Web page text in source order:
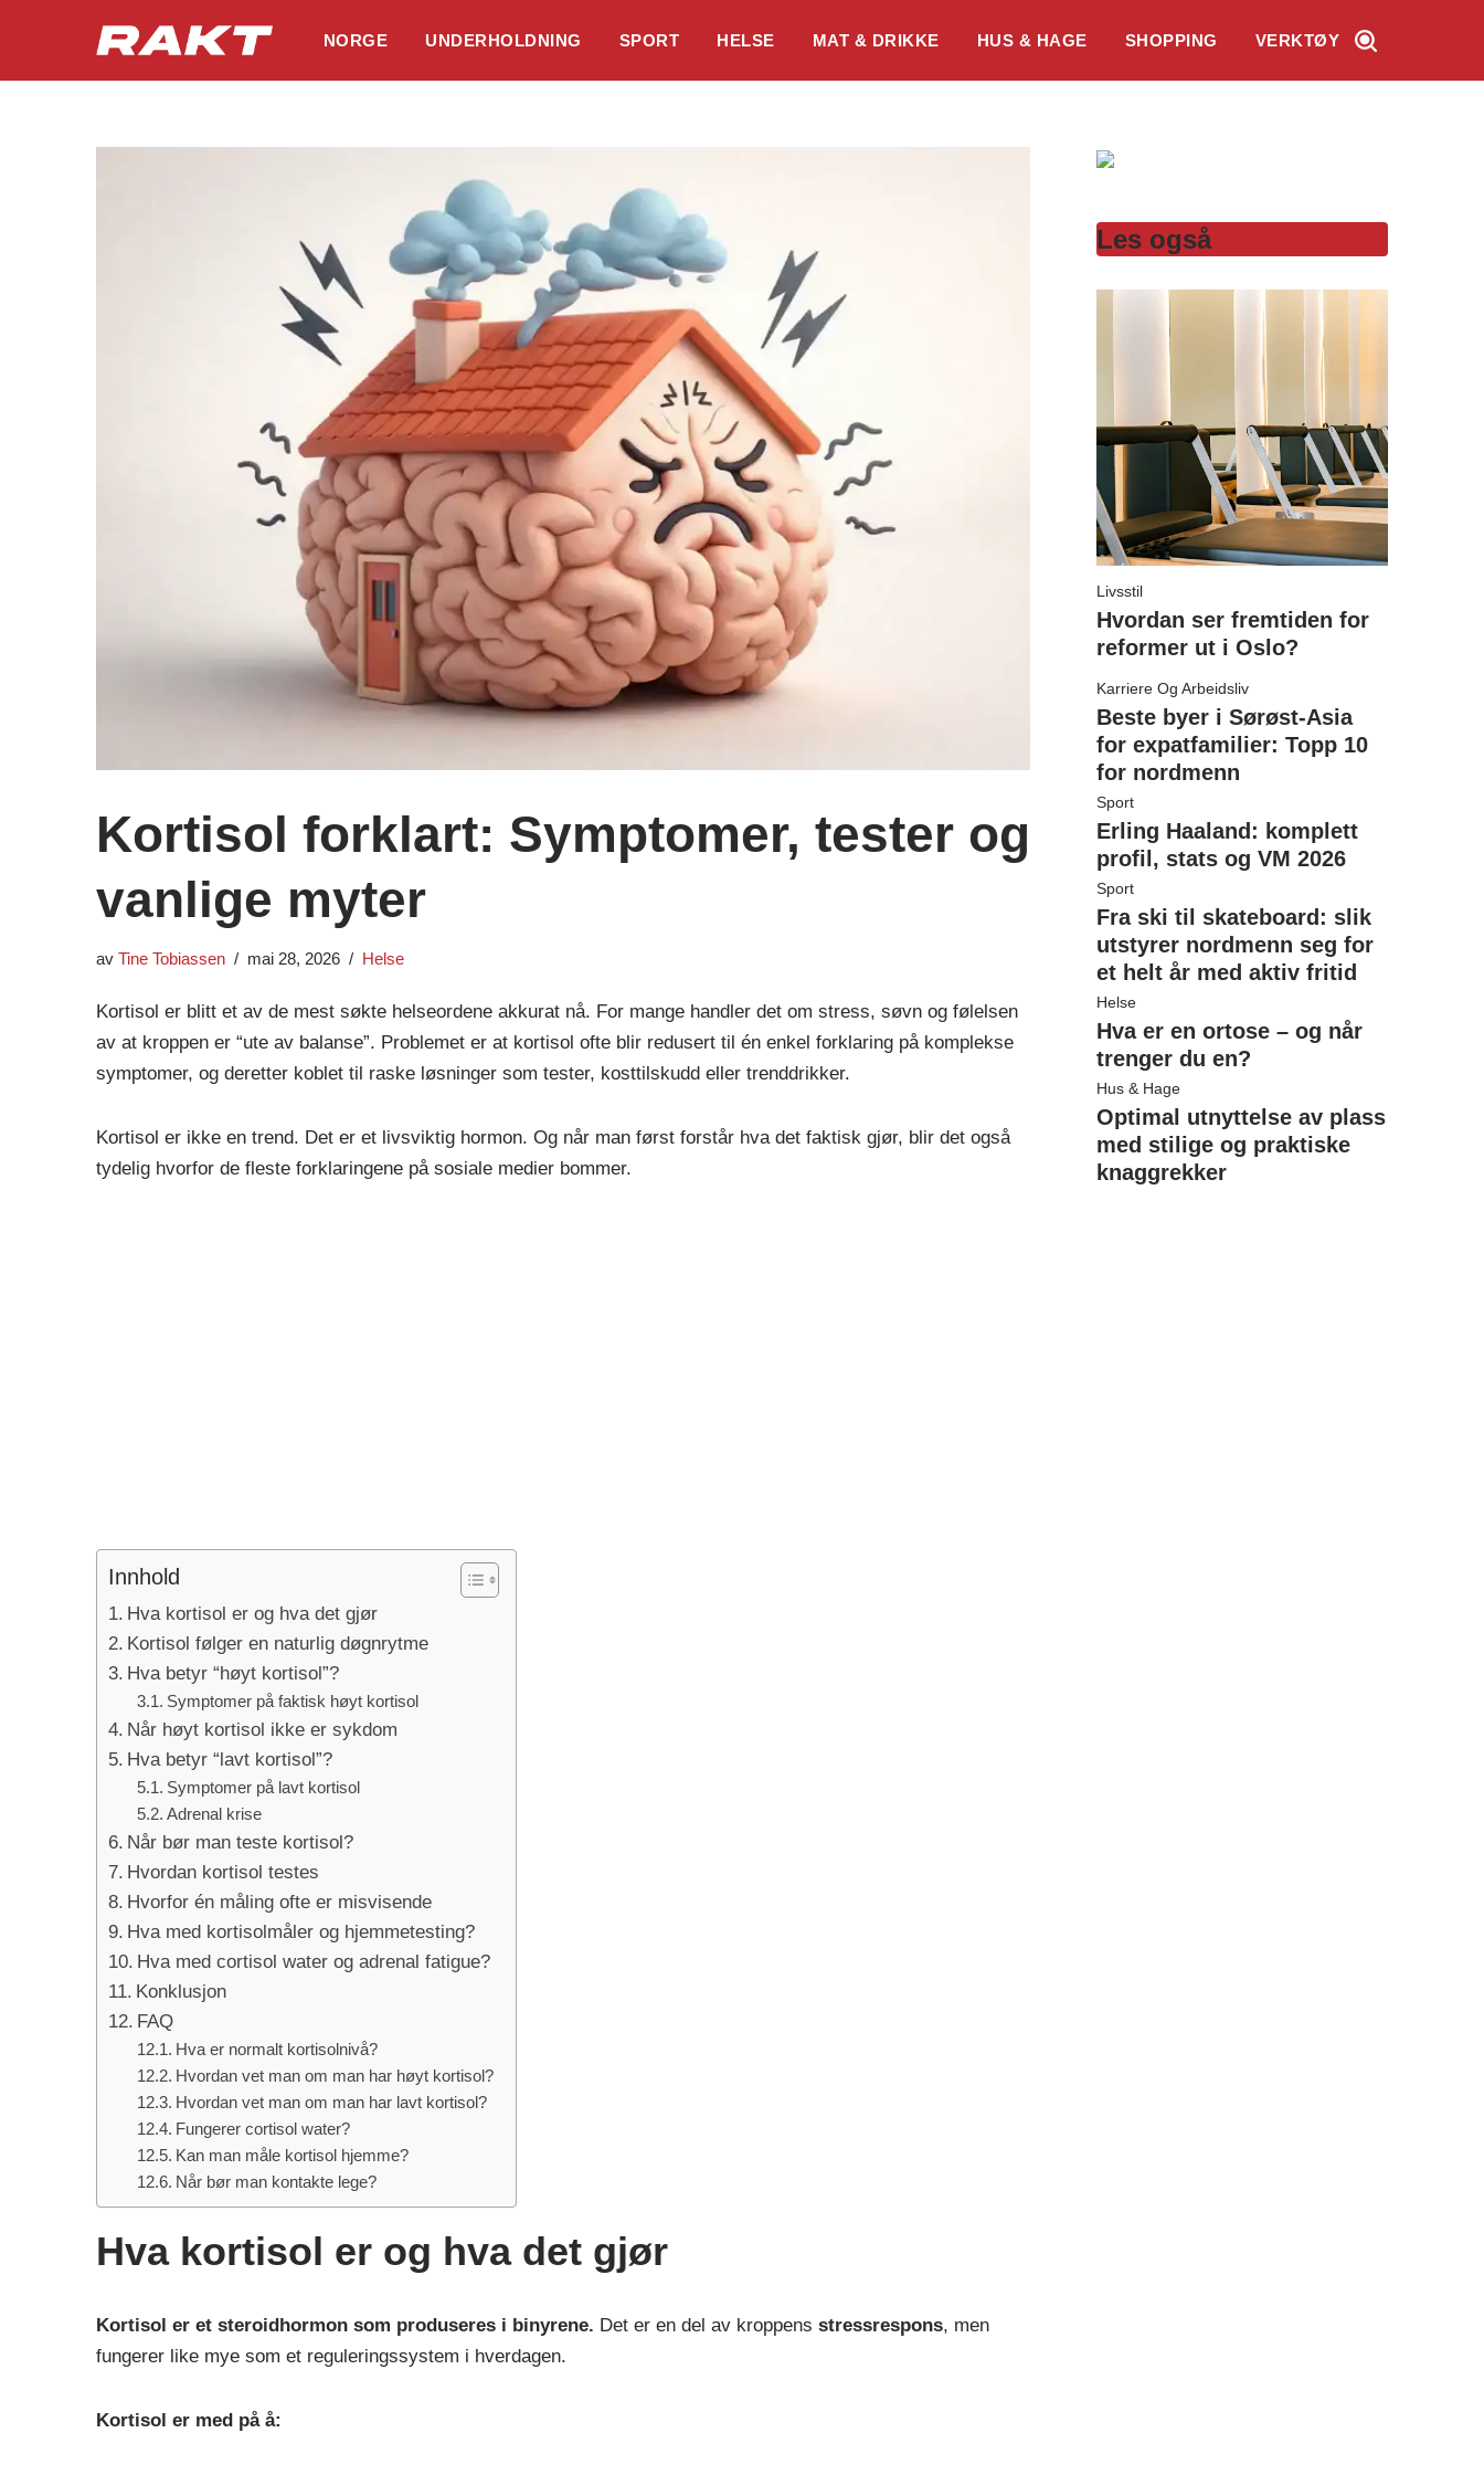
NORGE UNDERHOLDNING SPORT HELSE MAT & DRIKKE HUS & HAGE SHOPPING VERKTØY
Kortisol forklart: Symptomer, tester og
vanlige myter
av Tine Tobiassen mai 28, 2026 Helse
Kortisol er blitt et av de mest søkte helseordene akkurat nå. For mange handler det om stress, søvn og følelsen
av at kroppen er “ute av balanse”. Problemet er at kortisol ofte blir redusert til én enkel forklaring på komplekse
symptomer, og deretter koblet til raske løsninger som tester, kosttilskudd eller trenddrikker.
Kortisol er ikke en trend. Det er et livsviktig hormon. Og når man først forstår hva det faktisk gjør, blir det også
tydelig hvorfor de fleste forklaringene på sosiale medier bommer.
Innhold
Hva kortisol er og hva det gjør
Kortisol følger en naturlig døgnrytme
Hva betyr “høyt kortisol”?
Symptomer på faktisk høyt kortisol
Når høyt kortisol ikke er sykdom
Hva betyr “lavt kortisol”?
Symptomer på lavt kortisol
Adrenal krise
Når bør man teste kortisol?
Hvordan kortisol testes
Hvorfor én måling ofte er misvisende
Hva med kortisolmåler og hjemmetesting?
Hva med cortisol water og adrenal fatigue?
Konklusjon
FAQ
Hva er normalt kortisolnivå?
Hvordan vet man om man har høyt kortisol?
Hvordan vet man om man har lavt kortisol?
Fungerer cortisol water?
Kan man måle kortisol hjemme?
Når bør man kontakte lege?
Hva kortisol er og hva det gjør
Kortisol er et steroidhormon som produseres i binyrene. Det er en del av kroppens stressrespons, men
fungerer like mye som et reguleringssystem i hverdagen.
Kortisol er med på å:
Les også
Livsstil
Hvordan ser fremtiden for
reformer ut i Oslo?
Karriere Og Arbeidsliv
Beste byer i Sørøst-Asia
for expatfamilier: Topp 10
for nordmenn
Sport
Erling Haaland: komplett
profil, stats og VM 2026
Sport
Fra ski til skateboard: slik
utstyrer nordmenn seg for
et helt år med aktiv fritid
Helse
Hva er en ortose – og når
trenger du en?
Hus & Hage
Optimal utnyttelse av plass
med stilige og praktiske
knaggrekker